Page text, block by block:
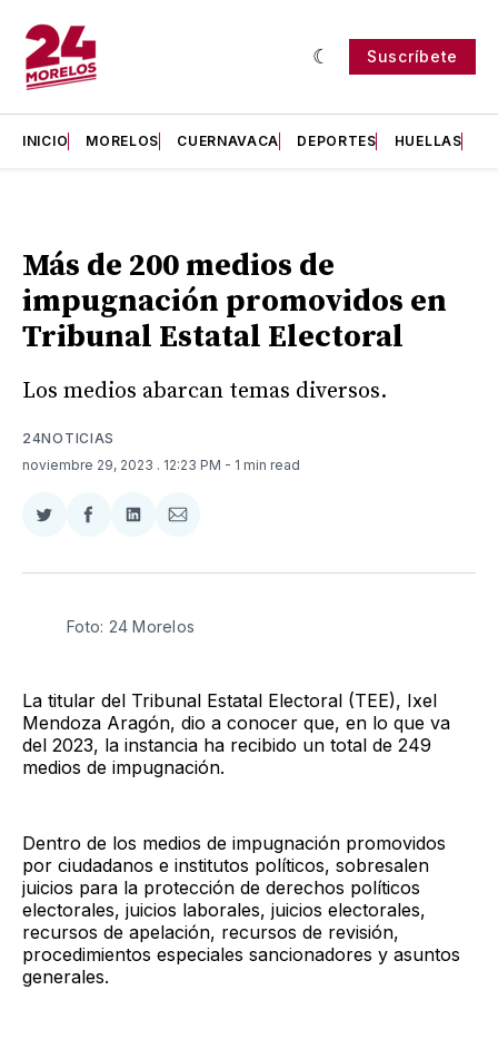
Suscríbete
INICIO MORELOS CUERNAVACA DEPORTES HUELLAS
Más de 200 medios de
impugnación promovidos en
Tribunal Estatal Electoral
Los medios abarcan temas diversos.
24NOTICIAS
noviembre 29, 2023 . 12:23 PM - 1 min read
Compartir
Twitter
Compartir
Facebook
Compartir
LinkedIn
Compartir
Email
Foto: 24 Morelos
La titular del Tribunal Estatal Electoral (TEE), Ixel
Mendoza Aragón, dio a conocer que, en lo que va
del 2023, la instancia ha recibido un total de 249
medios de impugnación.
Dentro de los medios de impugnación promovidos
por ciudadanos e institutos políticos, sobresalen
juicios para la protección de derechos políticos
electorales, juicios laborales, juicios electorales,
recursos de apelación, recursos de revisión,
procedimientos especiales sancionadores y asuntos
generales.